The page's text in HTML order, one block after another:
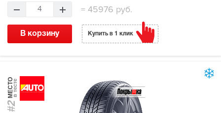
4 =45976 руб.
В корзину Купить в 1 клик
#2
МЕСТОв тесте